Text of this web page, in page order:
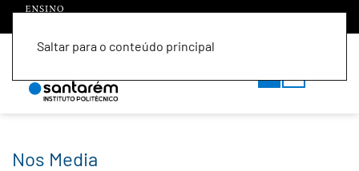
Saltar para o conteúdo principal
Nos Media